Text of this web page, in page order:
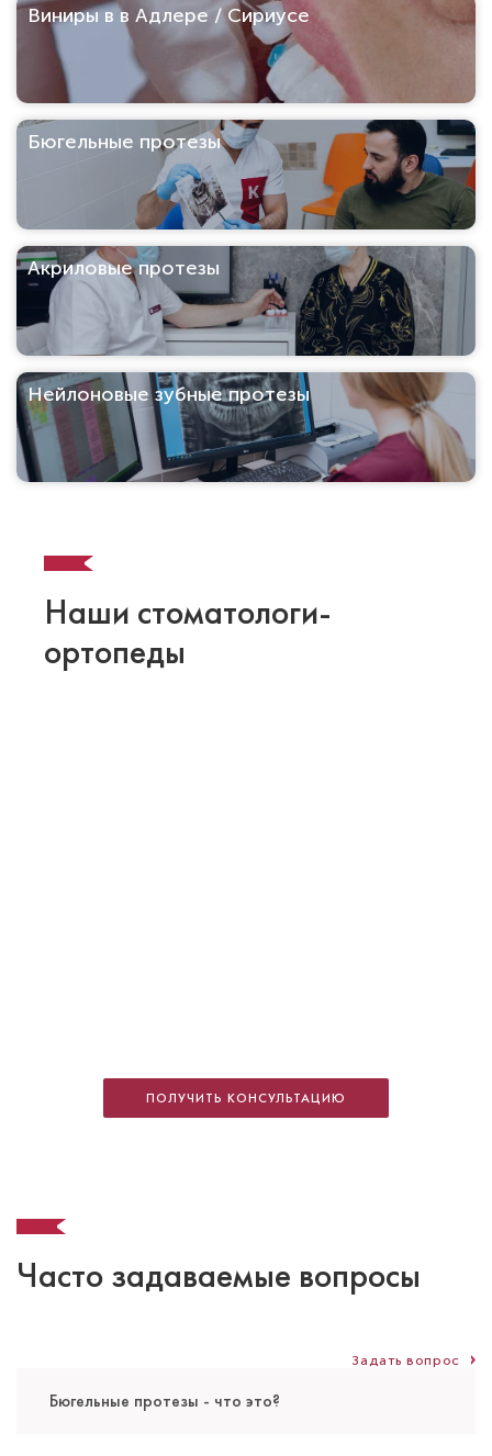
Виниры в в Адлере / Сириусе
Бюгельные протезы
Акриловые протезы
Нейлоновые зубные протезы
Наши стоматологи-
ортопеды
ПОЛУЧИТЬ КОНСУЛЬТАЦИЮ
Часто задаваемые вопросы
Задать вопрос
Бюгельные протезы - что это?